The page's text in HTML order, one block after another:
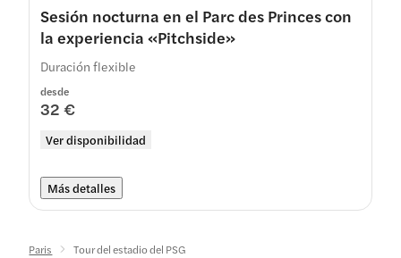
Sesión nocturna en el Parc des Princes con
la experiencia «Pitchside»
desde
32 €
Ver disponibilidad
Duración flexible
Más detalles
Paris Tour del estadio del PSG